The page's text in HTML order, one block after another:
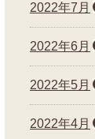
2022年7月
2022年6月
2022年5月
2022年4月